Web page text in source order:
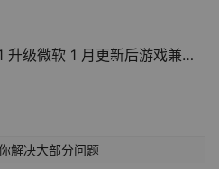
微软 1 月更新后游戏兼容性问题
解决大部分问题